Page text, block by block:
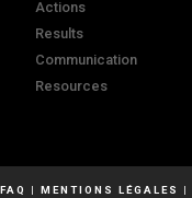
Actions
Results
Communication
Resources
FAQ | MENTIONS LÉGALES |